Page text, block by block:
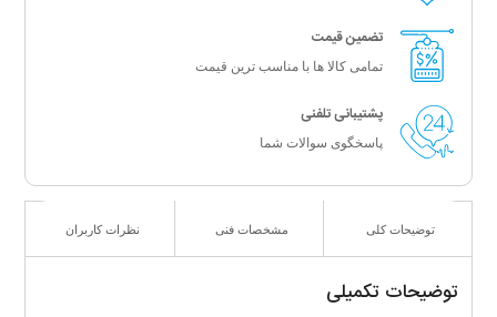
تضمین قیمت
تمامی کالا ها با مناسب ترین قیمت
پشتیبانی تلفنی
پاسخگوی سوالات شما
توضیحات کلی مشخصات فنی نظرات کاربران
توضیحات تکمیلی